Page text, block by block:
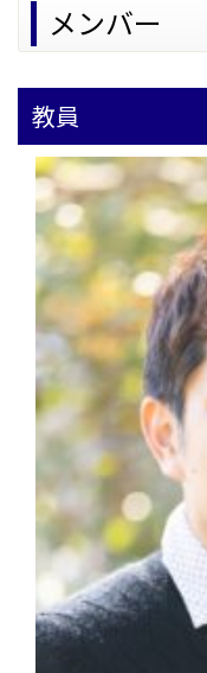
メンバー
教員